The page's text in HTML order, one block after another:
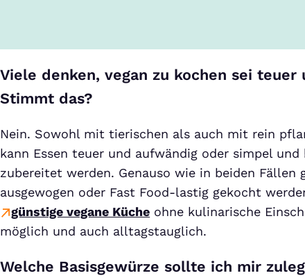
Viele denken, vegan zu kochen sei
Stimmt das?
Nein. Sowohl mit tierischen als auch mit rein
kann Essen teuer und aufwändig oder simpel
zubereitet werden. Genauso wie in beiden Fällen
ausgewogen oder Fast Food-lastig gekocht
günstige vegane Küche ohne kulinarische
möglich und auch alltagstauglich.
Welche Basisgewürze sollte ich mir